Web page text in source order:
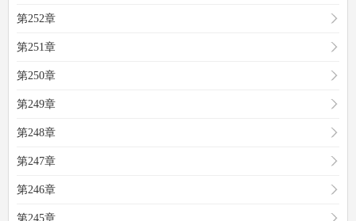
第252章
第251章
第250章
第249章
第248章
第247章
第246章
第245章